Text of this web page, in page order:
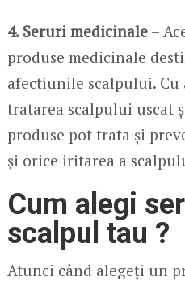
4. Seruri medicinale–
produse medicinale
afectiunile scalpului. Cu
tratarea scalpului uscat
produse pot trata și
și orice iritarea a
Cum alegi
scalpul tau ?
Atunci când alegeți un